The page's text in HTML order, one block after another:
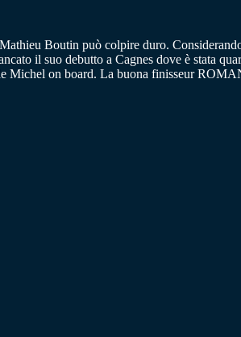
Boutin può colpire duro.
il suo debutto a Cagnes dove è stata
Michel on board. La buona finisseur